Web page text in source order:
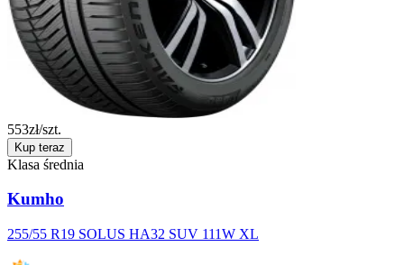
553zł/szt.
Kup teraz
Klasa średnia
Kumho
255/55 R19 SOLUS HA32 SUV 111W XL